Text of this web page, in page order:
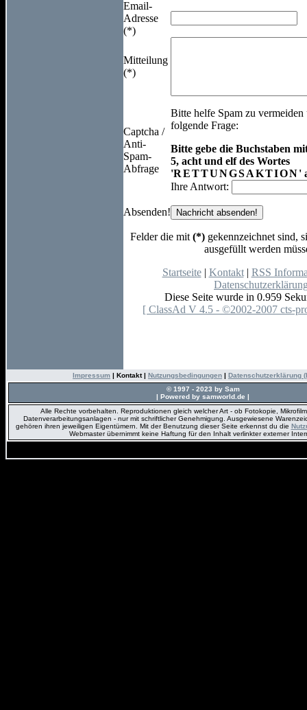
Email-
Adresse
(*)
Mitteilung
(*)
Captcha /
Anti-
Spam-
Abfrage
Bitte helfe Spam zu
folgende Frage:
Bitte gebe die Buchstaben
5, acht und elf des Wortes
'RETTUNGSAKTION'
Ihre Antwort:
Absenden!
Felder die mit (*) gekennzeichnet sind,
ausgefüllt werden
Startseite| Kontakt| RSS
Diese Seite wurde in 0.959
[ ClassAd V 4.5 - ©2002-2007 cts-
Impressum | Kontakt | Nutzungsbedingungen | Datenschutzerklärung
© 1997 - 2023 by Sam
| Powered by samworld.de |
Alle Rechte vorbehalten. Reproduktionen gleich welcher Art - ob Fotokopie,
Datenverarbeitungsanlagen - nur mit schriftlicher Genehmigung. Ausgewiesene
gehören ihren jeweiligen Eigentümern. Mit der Benutzung dieser Seite erkennst du die
Webmaster übernimmt keine Haftung für den Inhalt verlinkter externer